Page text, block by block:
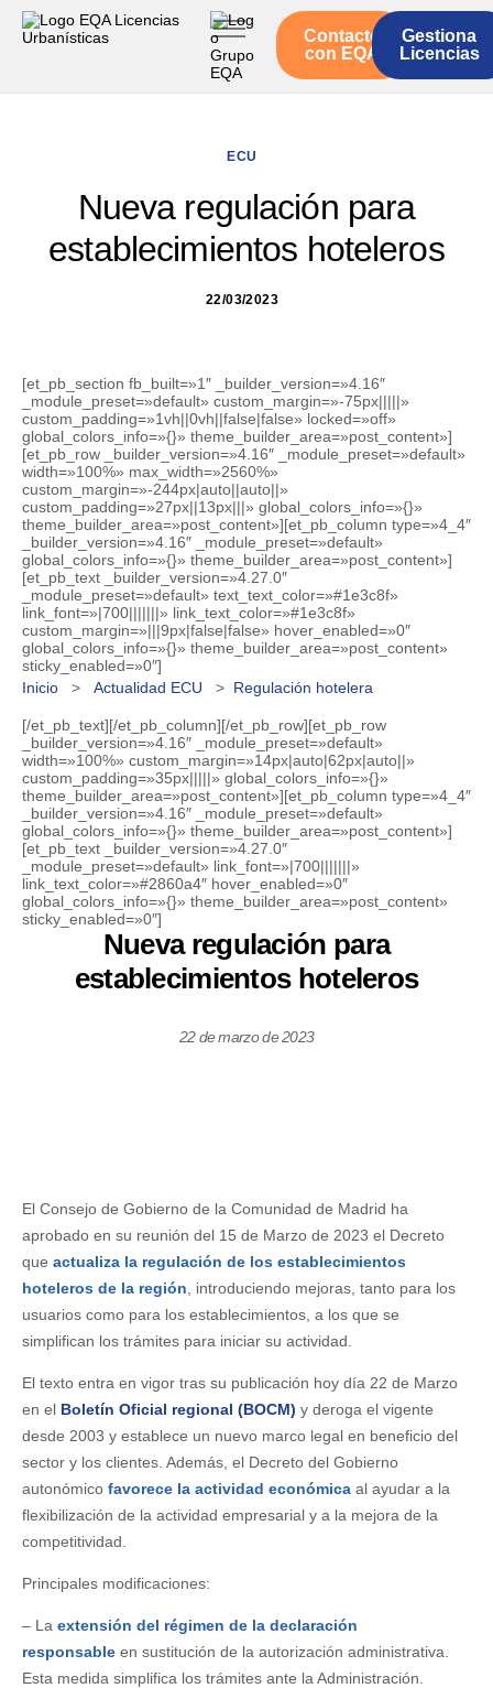
Servicios
Contacto
con EQA
Gestiona
Licencias
ECU
Nueva regulación para
establecimientos hoteleros
22/03/2023
[et_pb_section fb_built=»1″ _builder_version=»4.16″
_module_preset=»default» custom_margin=»-75px|||||»
custom_padding=»1vh||0vh||false|false» locked=»off»
global_colors_info=»{}» theme_builder_area=»post_content»]
[et_pb_row _builder_version=»4.16″ _module_preset=»default»
width=»100%» max_width=»2560%»
custom_margin=»-244px|auto||auto||»
custom_padding=»27px||13px|||» global_colors_info=»{}»
theme_builder_area=»post_content»][et_pb_column type=»4_4″
_builder_version=»4.16″ _module_preset=»default»
global_colors_info=»{}» theme_builder_area=»post_content»]
[et_pb_text _builder_version=»4.27.0″
_module_preset=»default» text_text_color=»#1e3c8f»
link_font=»|700|||||||» link_text_color=»#1e3c8f»
custom_margin=»|||9px|false|false» hover_enabled=»0″
global_colors_info=»{}» theme_builder_area=»post_content»
sticky_enabled=»0″]
Inicio > Actualidad ECU > Regulación hotelera
[/et_pb_text][/et_pb_column][/et_pb_row][et_pb_row
_builder_version=»4.16″ _module_preset=»default»
width=»100%» custom_margin=»14px|auto|62px|auto||»
custom_padding=»35px|||||» global_colors_info=»{}»
theme_builder_area=»post_content»][et_pb_column type=»4_4″
_builder_version=»4.16″ _module_preset=»default»
global_colors_info=»{}» theme_builder_area=»post_content»]
[et_pb_text _builder_version=»4.27.0″
_module_preset=»default» link_font=»|700|||||||»
link_text_color=»#2860a4″ hover_enabled=»0″
global_colors_info=»{}» theme_builder_area=»post_content»
sticky_enabled=»0″]
Nueva regulación para
establecimientos hoteleros
22 de marzo de 2023
El Consejo de Gobierno de la Comunidad de Madrid ha
aprobado en su reunión del 15 de Marzo de 2023 el Decreto
que actualiza la regulación de los establecimientos
hoteleros de la región , introduciendo mejoras, tanto para los
usuarios como para los establecimientos, a los que se
simplifican los trámites para iniciar su actividad.
El texto entra en vigor tras su publicación hoy día 22 de Marzo
en el Boletín Oficial regional (BOCM) y deroga el vigente
desde 2003 y establece un nuevo marco legal en beneficio del
sector y los clientes. Además, el Decreto del Gobierno
autonómico favorece la actividad económica al ayudar a la
flexibilización de la actividad empresarial y a la mejora de la
competitividad.
Principales modificaciones:
– La extensión del régimen de la declaración
responsable en sustitución de la autorización administrativa.
Esta medida simplifica los trámites ante la Administración.